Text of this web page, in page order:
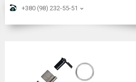
+380 (98) 232-55-51